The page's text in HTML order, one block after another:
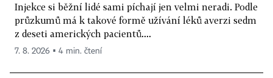
Injekce si běžní lidé sami píchají jen velmi neradi. Podle
průzkumů má k takové formě užívání léků averzi sedm
z deseti amerických pacientů....
7. 8. 2026 ▪ 4 min. čtení